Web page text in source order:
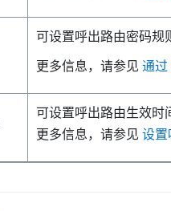
可设置呼出路由密码规
更多信息，请参见 通过
可设置呼出路由生效时
更多信息，请参见 设置